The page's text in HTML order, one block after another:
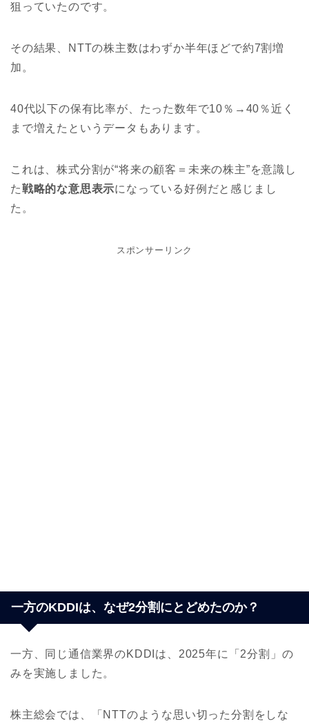
狙っていたのです。
その結果、NTTの株主数はわずか半年ほどで約7割増
加。
40代以下の保有比率が、たった数年で10％→40％近く
まで増えたというデータもあります。
これは、株式分割が“将来の顧客＝未来の株主”を意識し
た戦略的な意思表示になっている好例だと感じまし
た。
スポンサーリンク
一方のKDDIは、なぜ2分割にとどめたのか？
一方、同じ通信業界のKDDIは、2025年に「2分割」の
みを実施しました。
株主総会では、「NTTのような思い切った分割をしな